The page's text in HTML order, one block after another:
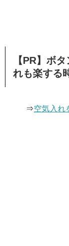
【PR】ボ
れも楽する
⇒空気入れ